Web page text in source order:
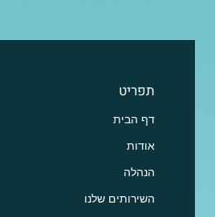
תפריט
דף הבית
אודות
הנהלה
השירותים שלנו